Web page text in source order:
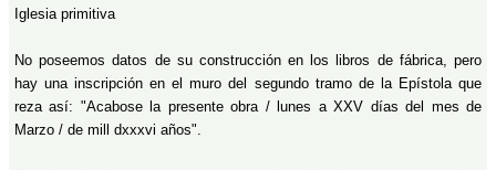
Iglesia primitiva
No poseemos datos de su construcción en los libros de fábrica, pero
hay una inscripción en el muro del segundo tramo de la Epístola que
reza así: "Acabose la presente obra / lunes a XXV días del mes de
Marzo / de mill dxxxvi años".